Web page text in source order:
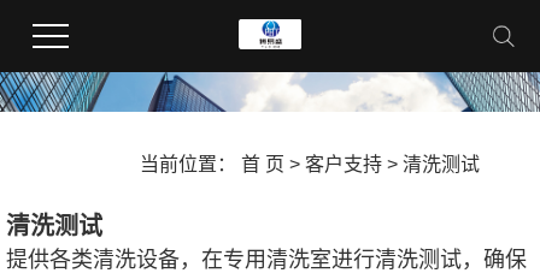
当前位置：首 页 >客户支持 > 清洗测试
清洗测试
提供各类清洗设备，在专用清洗室进行清洗测试，确保